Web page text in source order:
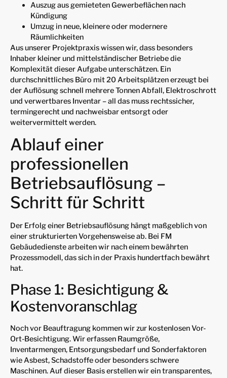
Auszug aus gemieteten Gewerbeflächen nach
Kündigung
Umzug in neue, kleinere oder modernere
Räumlichkeiten
Aus unserer Projektpraxis wissen wir, dass besonders
Inhaber kleiner und mittelständischer Betriebe die
Komplexität dieser Aufgabe unterschätzen. Ein
durchschnittliches Büro mit 20 Arbeitsplätzen erzeugt bei
der Auflösung schnell mehrere Tonnen Abfall, Elektroschrott
und verwertbares Inventar – all das muss rechtssicher,
termingerecht und nachweisbar entsorgt oder
weitervermittelt werden.
Ablauf einer
professionellen
Betriebsauflösung –
Schritt für Schritt
Der Erfolg einer Betriebsauflösung hängt maßgeblich von
einer strukturierten Vorgehensweise ab. Bei FM
Gebäudedienste arbeiten wir nach einem bewährten
Prozessmodell, das sich in der Praxis hundertfach bewährt
hat.
Phase 1: Besichtigung &
Kostenvoranschlag
Noch vor Beauftragung kommen wir zur kostenlosen Vor-
Ort-Besichtigung. Wir erfassen Raumgröße,
Inventarmengen, Entsorgungsbedarf und Sonderfaktoren
wie Asbest, Schadstoffe oder besonders schwere
Maschinen. Auf dieser Basis erstellen wir ein transparentes,